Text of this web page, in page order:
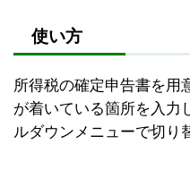
使い方
所得税の確定申告書を用
が着いている箇所を入力
ルダウンメニューで切り